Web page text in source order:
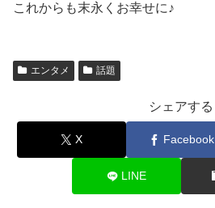
これからも末永くお幸せに♪
エンタメ 話題
シェアする
X Facebook
LINE